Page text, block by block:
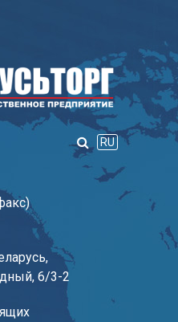
RU
6/3-2